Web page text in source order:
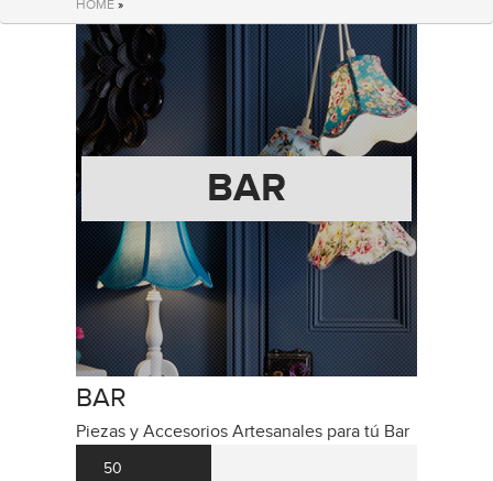
HOME »
BAR
BAR
Piezas y Accesorios Artesanales para tú Bar
50